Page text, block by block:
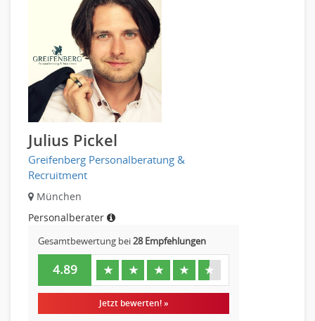
Julius Pickel
Greifenberg Personalberatung &
Recruitment
München
Personalberater
Gesamtbewertung bei28 Empfehlungen
4.89 ★ ★ ★ ★ ★
Jetzt bewerten! »